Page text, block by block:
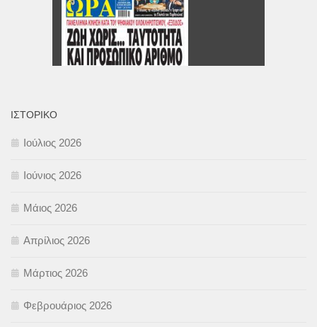
ΙΣΤΟΡΙΚΌ
Ιούλιος 2026
Ιούνιος 2026
Μάιος 2026
Απρίλιος 2026
Μάρτιος 2026
Φεβρουάριος 2026